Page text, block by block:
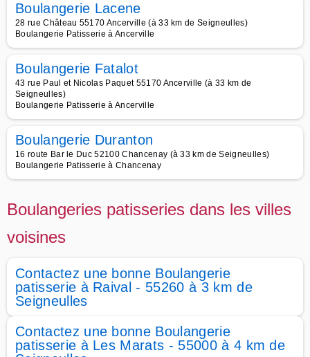
Boulangerie Lacene
28 rue Château 55170 Ancerville (à 33 km de Seigneulles)
Boulangerie Patisserie à Ancerville
Boulangerie Fatalot
43 rue Paul et Nicolas Paquet 55170 Ancerville (à 33 km de
Seigneulles)
Boulangerie Patisserie à Ancerville
Boulangerie Duranton
16 route Bar le Duc 52100 Chancenay (à 33 km de Seigneulles)
Boulangerie Patisserie à Chancenay
Boulangeries patisseries dans les villes
voisines
Contactez une bonne Boulangerie
patisserie à Raival - 55260 à 3 km de
Seigneulles
Contactez une bonne Boulangerie
patisserie à Les Marats - 55000 à 4 km de